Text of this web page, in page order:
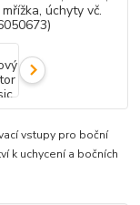
vstupy pro boční
k uchycení a bočních